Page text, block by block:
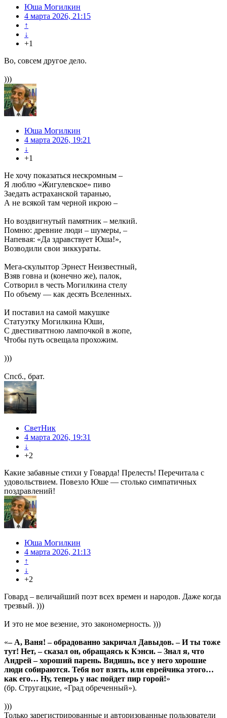
Юша Могилкин
4 марта 2026, 21:15
↑
↓
+1
Во, совсем другое дело.
)))
Юша Могилкин
4 марта 2026, 19:21
↓
+1
Не хочу показаться нескромным –
Я люблю «Жигулевское» пиво
Заедать астраханской таранью,
А не всякой там черной икрою –
Но воздвигнутый памятник – мелкий.
Помню: древние люди – шумеры, –
Напевая: «Да здравствует Юша!»,
Возводили свои зиккураты.
Мега-скульптор Эрнест Неизвестный,
Взяв говна и (конечно же), палок,
Сотворил в честь Могилкина стелу
По объему — как десять Вселенных.
И поставил на самой макушке
Статуэтку Могилкина Юши,
С двестиваттною лампочкой в жопе,
Чтобы путь освещала прохожим.
)))
Спсб., брат.
СветНик
4 марта 2026, 19:31
↓
+2
Какие забавные стихи у Говарда! Прелесть! Перечитала с
удовольствием. Повезло Юше — столько симпатичных
поздравлений!
Юша Могилкин
4 марта 2026, 21:13
↑
↓
+2
Говард – величайший поэт всех времен и народов. Даже когда
трезвый. )))
И это не мое везение, это закономерность. )))
«– А, Ваня! – обрадованно закричал Давыдов. – И ты тоже
тут! Нет, – сказал он, обращаясь к Кэнси. – Знал я, что
Андрей – хороший парень. Видишь, все у него хорошие
люди собираются. Тебя вот взять, или еврейчика этого…
как его… Ну, теперь у нас пойдет пир горой!»
(бр. Стругацкие, «Град обреченный»).
)))
Только зарегистрированные и авторизованные пользователи